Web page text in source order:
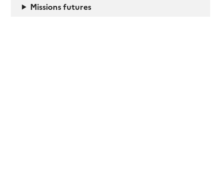
Missions futures